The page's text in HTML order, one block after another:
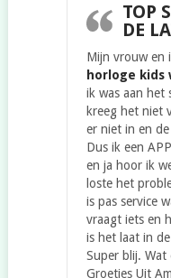
TOP
DE
Mijn vrouw en
horloge kids
ik was aan het
kreeg het niet
er niet in en
Dus ik een
en ja hoor ik
loste het
is pas service
vraagt iets en
is het laat in
Super blij. Wat
Groetjes Uit